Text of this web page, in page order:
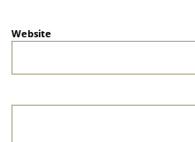
Website